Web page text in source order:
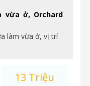
vừa ở, Orchard
làm vừa ở, vị trí
13 Triệu